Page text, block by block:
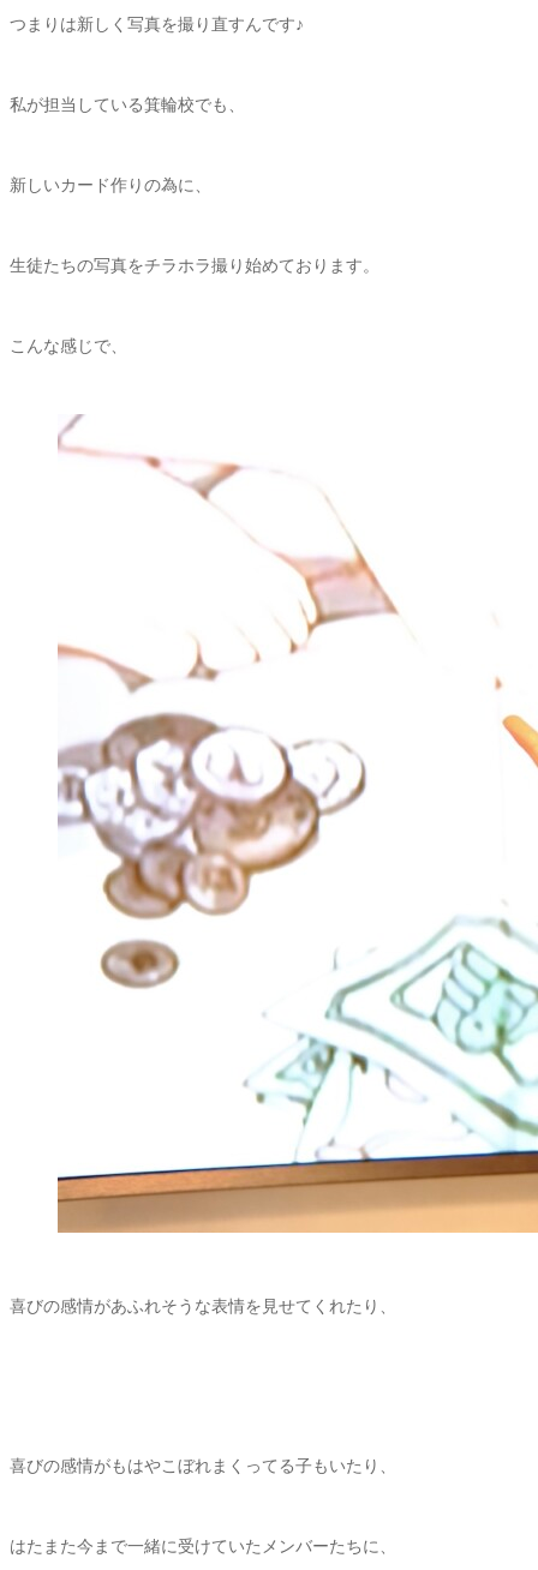
つまりは新しく写真を撮り直すんです♪
私が担当している箕輪校でも、
新しいカード作りの為に、
生徒たちの写真をチラホラ撮り始めております。
こんな感じで、
喜びの感情があふれそうな表情を見せてくれたり、
喜びの感情がもはやこぼれまくってる子もいたり、
はたまた今まで一緒に受けていたメンバーたちに、